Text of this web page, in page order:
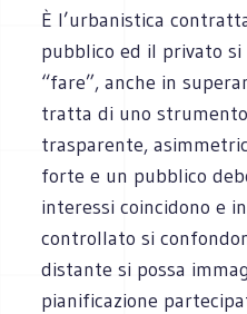
È l’urbanistica
pubblico ed il privato
“fare”, anche in
tratta di uno
trasparente,
forte e un pubblico
interessi coincidono e
controllato si
distante si possa
pianificazione